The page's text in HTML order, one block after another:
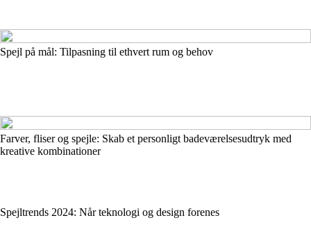
Spejl på mål: Tilpasning til ethvert rum og behov
Farver, fliser og spejle: Skab et personligt badeværelsesudtryk med
kreative kombinationer
Spejltrends 2024: Når teknologi og design forenes